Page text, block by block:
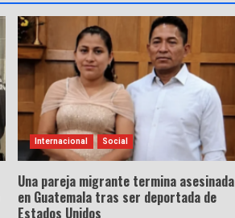
Internacional Social
Una pareja migrante termina asesinada
en Guatemala tras ser deportada de
Estados Unidos